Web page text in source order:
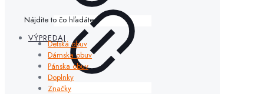
VÝPREDAJ
Nájdite to čo hľadáte
Detská obuv
Dámska obuv
Pánska obuv
Doplnky
Značky